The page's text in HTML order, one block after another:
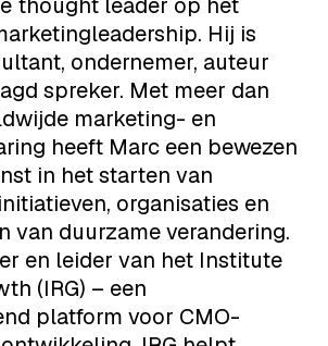
Hij is
ondernemer, auteur
spreker. Met meer dan
marketing- en
heeft Marc een bewezen
in het starten van
organisaties en
van duurzame verandering.
en leider van het Institute
(IRG) – een
platform voor CMO-